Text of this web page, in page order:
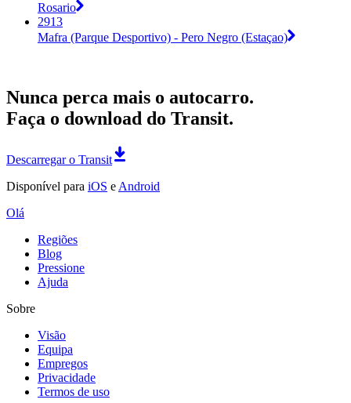
Rosario
2913
Mafra (Parque Desportivo) - Pero Negro (Estaçao)
Nunca perca mais o autocarro.
Faça o download do Transit.
Descarregar o Transit
Disponível para iOS e Android
Olá
Regiões
Blog
Pressione
Ajuda
Sobre
Visão
Equipa
Empregos
Privacidade
Termos de uso